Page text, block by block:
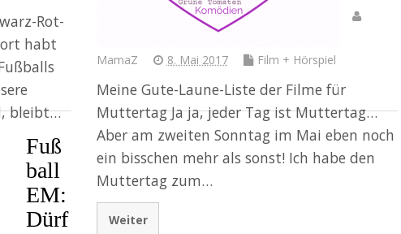
Rot-
habt
bleibt…
MamaZ 8. Mai 2017 Film + Hörspiel
Meine Gute-Laune-Liste der Filme für
Muttertag Ja ja, jeder Tag ist Muttertag…
Aber am zweiten Sonntag im Mai eben noch
ein bisschen mehr als sonst! Ich habe den
Muttertag zum…
Weiter
Fuß
ball
EM:
Dürf